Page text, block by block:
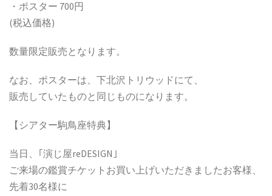
・ポスター 700円
(税込価格)
数量限定販売となります。
なお、ポスターは、下北沢トリウッドにて、
販売していたものと同じものになります。
【シアター駒鳥座特典】
当日、｢演じ屋reDESIGN｣
ご来場の鑑賞チケットお買い上げいただきましたお客様、
先着30名様に